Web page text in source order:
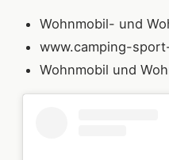
Wohnmobil- und
www.camping-
Wohnmobil und